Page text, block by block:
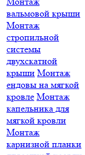
вальмовой крыши
Монтаж
стропильной
системы
двухскатной
крыши Монтаж
ендовы на мягкой
кровле Монтаж
капельника для
мягкой кровли
Монтаж
карнизной планки